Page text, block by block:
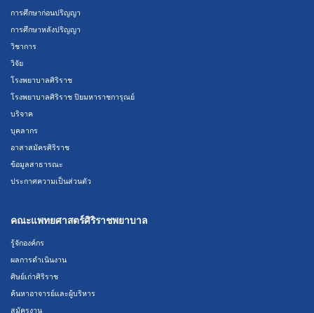
การศึกษาก่อนปริญญา
การศึกษาหลังปริญญา
วิชาการ
วิจัย
โรงพยาบาลศิริราช
โรงพยาบาลศิริราช ปิยมหาราชการุณย์
บริจาค
บุคลากร
อาสาสมัครศิริราช
ข้อมูลสาธารณะ
ประกาศความเป็นส่วนตัว
คณะแพทยศาสตร์ศิริราชพยาบาล
รู้จักองค์กร
ผลการดำเนินงาน
ศิษย์เก่าศิริราช
ค้นหาอาจารย์และผู้บริหาร
สมัครงาน